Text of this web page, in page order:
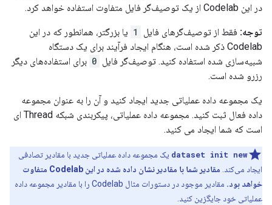
در این Codelab از یک توصیف‌گر فایل متفاوت استفاده خواهد کرد.
توجه: فقط از توصیف‌گرهای فایل 1 یا بزرگتر، همانطور که در این
Codelab ذکر شده است، هنگام ایجاد فرآیند برای یک دستگاه
شبیه‌سازی شده استفاده کنید. توصیف‌گر فایل 0 برای استفاده‌های دیگر
رزرو شده است.
یک مجموعه داده عملیاتی جدید ایجاد کنید و آن را به عنوان مجموعه
داده فعال ثبت کنید. مجموعه داده عملیاتی، پیکربندی شبکه Thread ای
است که شما ایجاد می کنید.
dataset init new یک مجموعه داده عملیاتی جدید با مقادیر تصادفی
ایجاد می‌کند.
مقادیر شما با مقادیر نشان داده شده در این Codelab متفاوت
خواهد بود.
مقادیر موجود در دستورات مثال Codelab را با مقادیر مجموعه داده
عملیاتی خود جایگزین کنید.